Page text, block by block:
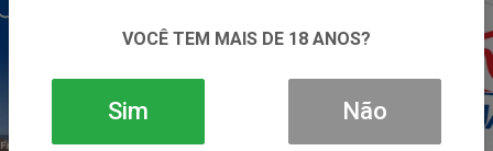
VOCÊ TEM MAIS DE 18 ANOS?
Sim Não